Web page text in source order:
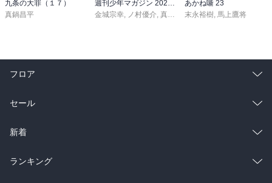
九条の大罪（１７）
真鍋昌平
金城宗幸
ノ村優介 真島ヒロ ,宮島礼吏, 新川直司
あかね噺 23
末永裕樹 馬上鷹将
フロア
総合
ラノベ
雑誌・グラビア
セール
総合
ラノベ
新着
総合
ランキング